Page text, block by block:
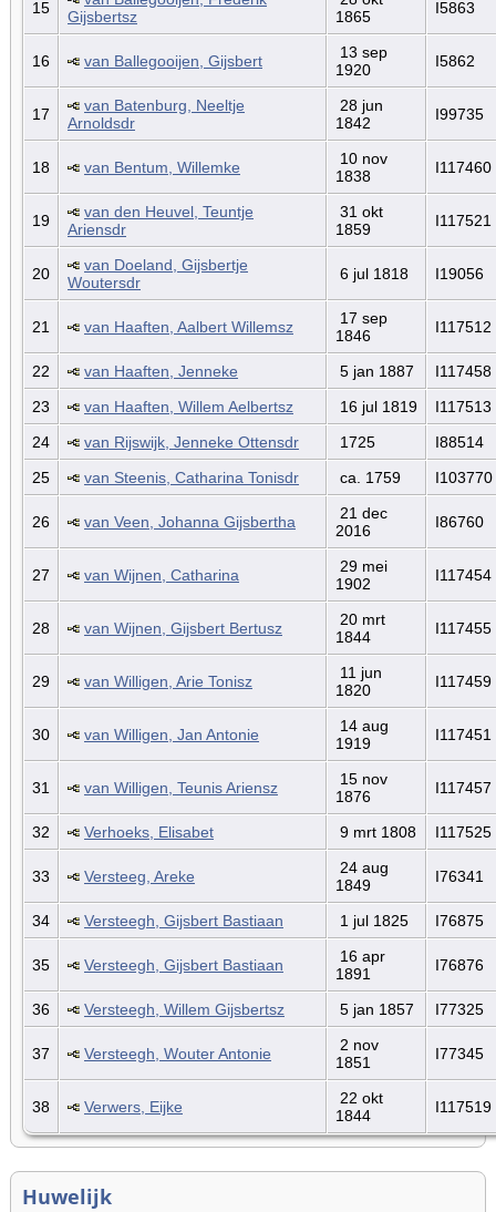
15
Gijsbertsz
1865
I5863
16 van Ballegooijen, Gijsbert
13 sep
1920
I5862
17
van Batenburg, Neeltje
Arnoldsdr
28 jun
1842
I99735
18 van Bentum, Willemke
10 nov
1838
I117460
19
van den Heuvel, Teuntje
Ariensdr
31 okt
1859
I117521
20
van Doeland, Gijsbertje
Woutersdr
6 jul 1818 I19056
21 van Haaften, Aalbert Willemsz
17 sep
1846
I117512
22 van Haaften, Jenneke 5 jan 1887
I117458
23
van Haaften, Willem Aelbertsz 16 jul 1819
I117513
24
van Rijswijk, Jenneke Ottensdr 1725
I88514
25
van Steenis, Catharina Tonisdr ca. 1759 I103770
26 van Veen, Johanna Gijsbertha
21 dec
2016
I86760
27 van Wijnen, Catharina
29 mei
1902
I117454
28 van Wijnen, Gijsbert Bertusz
20 mrt
1844
I117455
29 van Willigen, Arie Tonisz
11 jun
1820
I117459
30 van Willigen, Jan Antonie
14 aug
1919
I117451
31 van Willigen, Teunis Ariensz
15 nov
1876
I117457
32 Verhoeks, Elisabet 9 mrt 1808 I117525
33 Versteeg, Areke
24 aug
1849
I76341
34 Versteegh, Gijsbert Bastiaan 1 jul 1825 I76875
35 Versteegh, Gijsbert Bastiaan
16 apr
1891
I76876
36 Versteegh, Willem Gijsbertsz 5 jan 1857 I77325
37 Versteegh, Wouter Antonie
2 nov
1851
I77345
38 Verwers, Eijke
22 okt
1844
I117519
Huwelijk